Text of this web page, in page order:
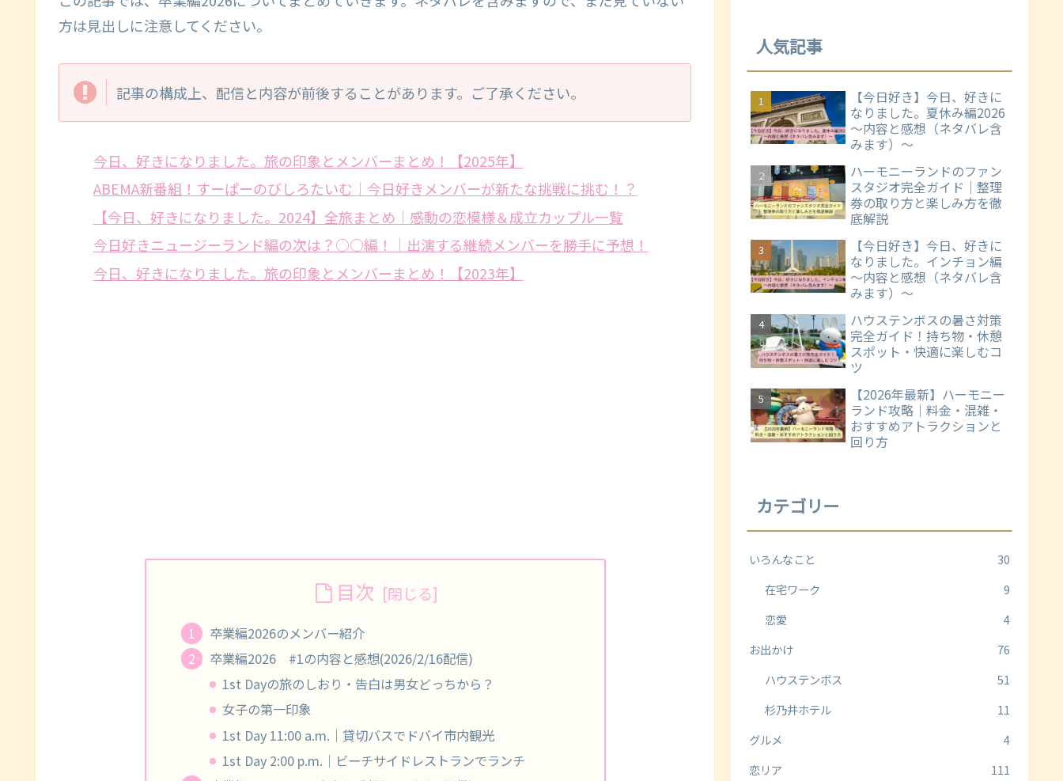
方は見出しに注意してください。
記事の構成上、配信と内容が前後することがあります。ご了承ください。
今日、好きになりました。旅の印象とメンバーまとめ！【2025年】
ABEMA新番組！すーぱーのびしろたいむ｜今日好きメンバーが新たな挑戦に挑む！？
【今日、好きになりました。2024】全旅まとめ｜感動の恋模様＆成立カップル一覧
今日好きニュージーランド編の次は？○○編！｜出演する継続メンバーを勝手に予想！
今日、好きになりました。旅の印象とメンバーまとめ！【2023年】
目次
卒業編2026のメンバー紹介
卒業編2026 #1の内容と感想(2026/2/16配信)
1st Dayの旅のしおり・告白は男女どっちから？
女子の第一印象
1st Day 11:00 a.m.｜貸切バスでドバイ市内観光
1st Day 2:00 p.m.｜ビーチサイドレストランでランチ
人気記事
【今日好き】今日、好きに
なりました。夏休み編2026
～内容と感想（ネタバレ含
みます）～
ハーモニーランドのファン
スタジオ完全ガイド｜整理
券の取り方と楽しみ方を徹
底解説
【今日好き】今日、好きに
なりました。インチョン編
～内容と感想（ネタバレ含
みます）～
ハウステンボスの暑さ対策
完全ガイド！持ち物・休憩
スポット・快適に楽しむコ
ツ
【2026年最新】ハーモニー
ランド攻略｜料金・混雑・
おすすめアトラクションと
回り方
カテゴリー
いろんなこと
30
在宅ワーク
9
恋愛
4
お出かけ
76
ハウステンボス
51
杉乃井ホテル
11
グルメ
4
恋リア
111